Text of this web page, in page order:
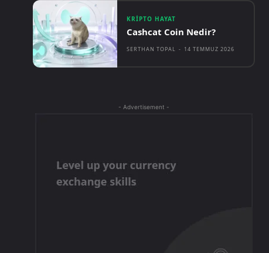
KRIPTO HAYAT
Cashcat Coin Nedir?
SERTHAN TOPAL - 14 TEMMUZ 2026
- Advertisement -